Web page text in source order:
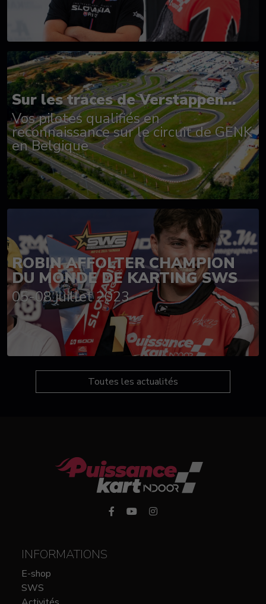
Sur les traces de Verstappen...
Vos pilotes qualifiés en
reconnaissance sur le circuit de GENK
en Belgique
ROBIN AFFOLTER CHAMPION
DU MONDE DE KARTING SWS
05-08 juillet 2023
Toutes les actualités
INFORMATIONS
E-shop
SWS